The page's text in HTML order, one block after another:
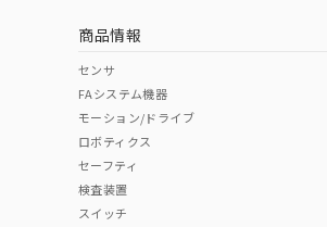
商品情報
センサ
FAシステム機器
モーション/ドライブ
ロボティクス
セーフティ
検査装置
スイッチ